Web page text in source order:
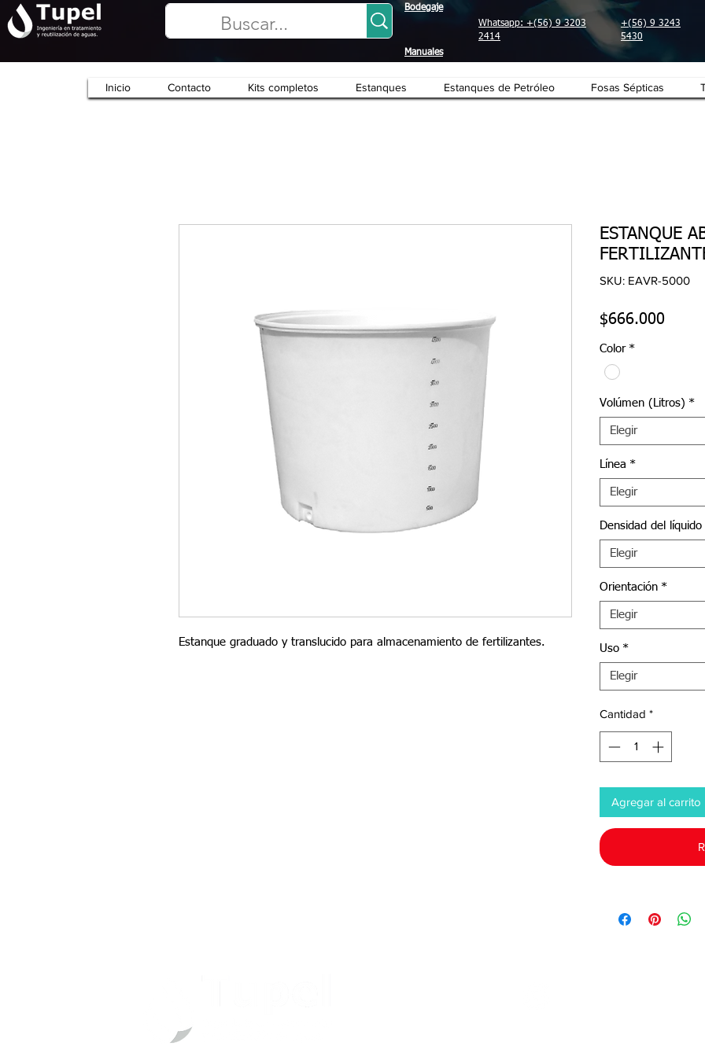
Bodegaje
Whatsapp: +(56) 9 3203
2414
+(56) 9 3243
5430
Manuales
Inicio Contacto Kits completos Estanques Estanques de Petróleo Fosas Sépticas
Estanque graduado y translucido para almacenamiento de fertilizantes.
ESTANQUE
SKU: EAVR-5000
$666.000
Color *
Volúmen (Litros) *
Elegir
Línea *
Elegir
Densidad del líquido
Elegir
Orientación *
Elegir
Uso *
Elegir
Cantidad *
Agregar al carrito